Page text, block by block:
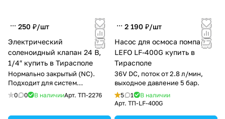
250 ₽/шт
Электрический
соленоидный клапан 24 В,
1/4″ купить в Тирасполе
Нормально закрытый (NC).
Подходит для систем
обратного осмоса (RO),
обеспечивая надежное
0 0 В наличииАрт. ТП-2276
2 190 ₽/шт
Насос для осмоса помпа
LEFO LF-400G купить в
Тирасполе
36V DC, поток от 2.8 л/мин,
выходное давление 5 бар.
5 1
В наличии
Арт. TП-LF-400G